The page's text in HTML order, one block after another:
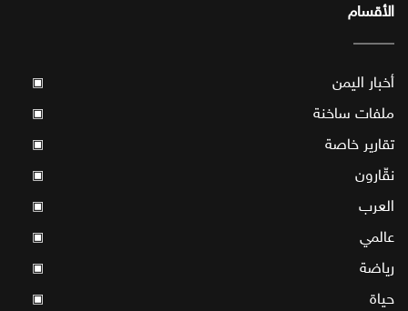
الأقسام
أخبار اليمن ▣
ملفات ساخنة ▣
تقارير خاصة ▣
نقّارون ▣
العرب ▣
عالمي ▣
رياضة ▣
حياة ▣